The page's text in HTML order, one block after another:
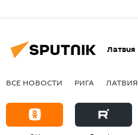
Латвия
ВСЕ НОВОСТИ РИГА ЛАТВИЯ